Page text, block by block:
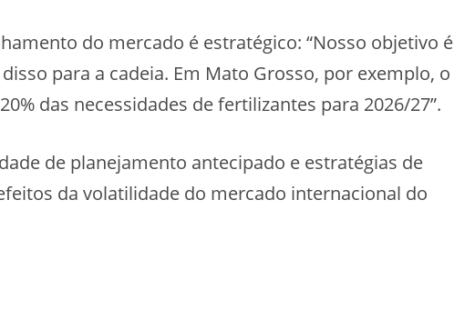
do mercado é estratégico: “Nosso objetivo é
para a cadeia. Em Mato Grosso, por exemplo, o
das necessidades de fertilizantes para 2026/27”.
de planejamento antecipado e estratégias de
da volatilidade do mercado internacional do